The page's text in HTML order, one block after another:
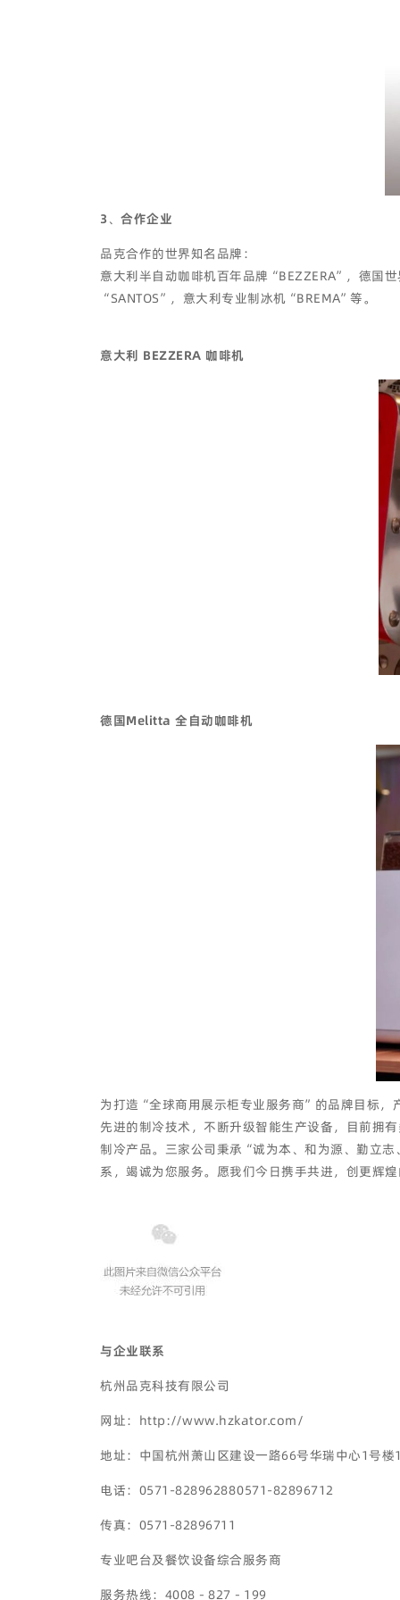
3 、 合作企业
品克合作的世界知名品牌：
意大利半自动咖啡机百年品牌“BEZZERA”，德
“SANTOS”，意大利专业制冰机“BREMA”等。
意大利 BEZZERA 咖啡机
德国Melitta 全自动咖啡机
为打造“全球商用展示柜专业服务商”的品牌目标，
先进的制冷技术，不断升级智能生产设备，目前拥
制冷产品。三家公司秉承“诚为本、和为源、勤立
系，竭诚为您服务。愿我们今日携手共进，创更辉
与企业联系
杭州品克科技有限公司
网址：http://www.hzkator.com/
地址：中国杭州萧山区建设一路66号华瑞中心1号楼
电话：0571-82896288 0571-82896712
传真：0571-82896711
专业吧台及餐饮设备综合服务商
服务热线：4008－827－199